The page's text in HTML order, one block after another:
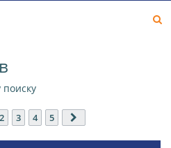
2 3 4 5